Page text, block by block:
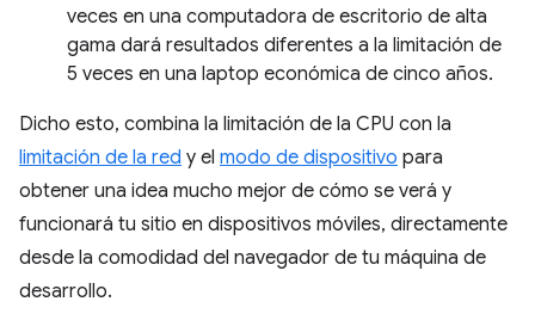
veces en una computadora de escritorio de alta
gama dará resultados diferentes a la limitación de
5 veces en una laptop económica de cinco años.
Dicho esto, combina la limitación de la CPU con la
limitación de la red y el modo de dispositivo para
obtener una idea mucho mejor de cómo se verá y
funcionará tu sitio en dispositivos móviles, directamente
desde la comodidad del navegador de tu máquina de
desarrollo.